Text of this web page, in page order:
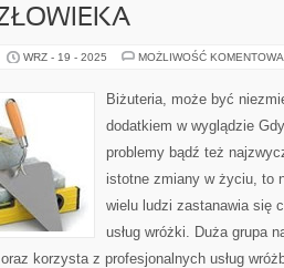
WRZ - 19 - 2025 MOŻLIWOŚĆ
Biżuteria, może być
dodatkiem w wyglądzie
problemy bądź też
istotne zmiany w życiu, to
wielu ludzi zastanawia się
usług wróżki. Duża grupa
korzysta z profesjonalnych usług